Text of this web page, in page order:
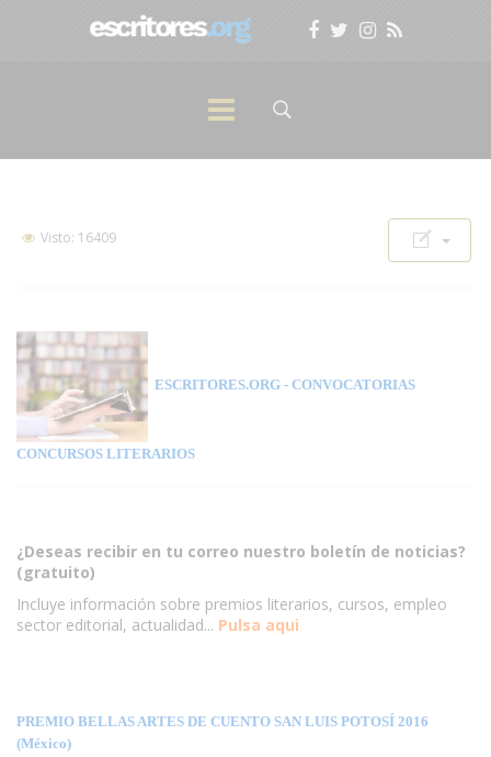
Visto: 16409
ESCRITORES.ORG - CONVOCATORIAS
CONCURSOS LITERARIOS
¿Deseas recibir en tu correo nuestro boletín de noticias?
(gratuito)
Incluye información sobre premios literarios, cursos, empleo
sector editorial, actualidad... Pulsa aqui
PREMIO BELLAS ARTES DE CUENTO SAN LUIS POTOSÍ 2016
(México)